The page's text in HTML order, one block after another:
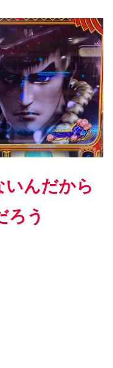
いんだから
ろう